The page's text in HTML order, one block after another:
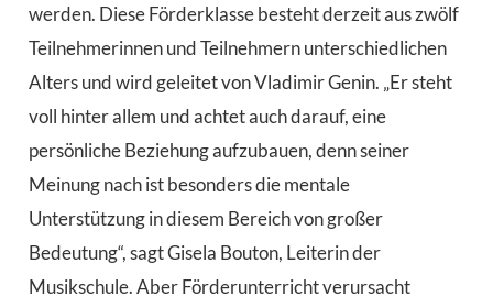
werden. Diese Förderklasse besteht derzeit aus zwölf
Teilnehmerinnen und Teilnehmern unterschiedlichen
Alters und wird geleitet von Vladimir Genin. „Er steht
voll hinter allem und achtet auch darauf, eine
persönliche Beziehung aufzubauen, denn seiner
Meinung nach ist besonders die mentale
Unterstützung in diesem Bereich von großer
Bedeutung“, sagt Gisela Bouton, Leiterin der
Musikschule. Aber Förderunterricht verursacht